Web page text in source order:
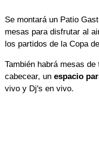
Se montará un Patio
mesas para disfrutar al
los partidos de la Copa
También habrá mesas
cabecear, un espacio
vivo y Dj's en vivo.